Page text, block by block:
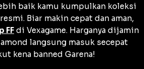
baik kamu kumpulkan koleksi
Biar makin cepat dan aman,
FF di Vexagame. Harganya dijamin
langsung masuk secepat
kena banned Garena!